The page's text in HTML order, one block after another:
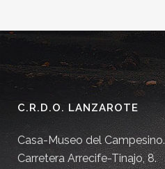
C.R.D.O. LANZAROTE
Casa-Museo del Campesino.
Carretera Arrecife-Tinajo, 8.